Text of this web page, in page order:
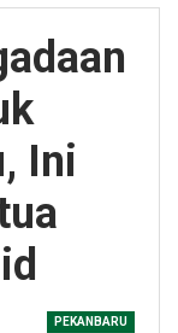
Ini
PEKANBARU